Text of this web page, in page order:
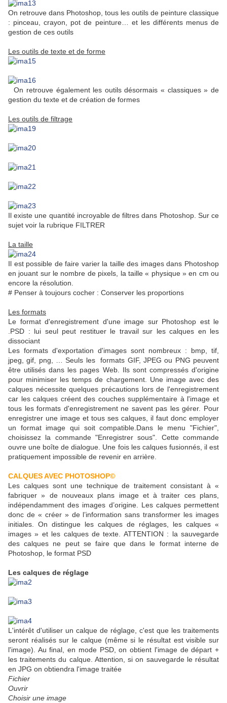
On retrouve dans Photoshop, tous les outils de peinture classique
: pinceau, crayon, pot de peinture… et les différents menus de
gestion de ces outils
Les outils de texte et de forme
On retrouve également les outils désormais « classiques » de
gestion du texte et de création de formes
Les outils de filtrage
Il existe une quantité incroyable de filtres dans Photoshop. Sur ce
sujet voir la rubrique FILTRER
La taille
Il est possible de faire varier la taille des images dans Photoshop
en jouant sur le nombre de pixels, la taille « physique » en cm ou
encore la résolution.
# Penser à toujours cocher : Conserver les proportions
Les formats
Le format d'enregistrement d'une image sur Photoshop est le
.PSD : lui seul peut restituer le travail sur les calques en les
dissociant
Les formats d'exportation d'images sont nombreux : bmp, tif,
jpeg, gif, png, … Seuls les formats GIF, JPEG ou PNG peuvent
être utilisés dans les pages Web. Ils sont compressés d'origine
pour minimiser les temps de chargement. Une image avec des
calques nécessite quelques précautions lors de l'enregistrement
car les calques créent des couches supplémentaire à l'image et
tous les formats d'enregistrement ne savent pas les gérer. Pour
enregistrer une image et tous ses calques, il faut donc employer
un format image qui soit compatible.Dans le menu "Fichier",
choisissez la commande "Enregistrer sous". Cette commande
ouvre une boîte de dialogue. Une fois les calques fusionnés, il est
pratiquement impossible de revenir en arrière.
CALQUES AVEC PHOTOSHOP©
Les calques sont une technique de traitement consistant à «
fabriquer » de nouveaux plans image et à traiter ces plans,
indépendamment des images d’origine. Les calques permettent
donc de « créer » de l’information sans transformer les images
initiales. On distingue les calques de réglages, les calques «
images » et les calques de texte. ATTENTION : la sauvegarde
des calques ne peut se faire que dans le format interne de
Photoshop, le format PSD
Les calques de réglage
L'intérêt d'utiliser un calque de réglage, c'est que les traitements
seront réalisés sur le calque (même si le résultat est visible sur
l'image). Au final, en mode PSD, on obtient l'image de départ +
les traitements du calque. Attention, si on sauvegarde le résultat
en JPG on obtiendra l'image traitée
Fichier
Ouvrir
Choisir une image